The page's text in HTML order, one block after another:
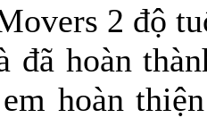
2 độ
đã hoàn
hoàn